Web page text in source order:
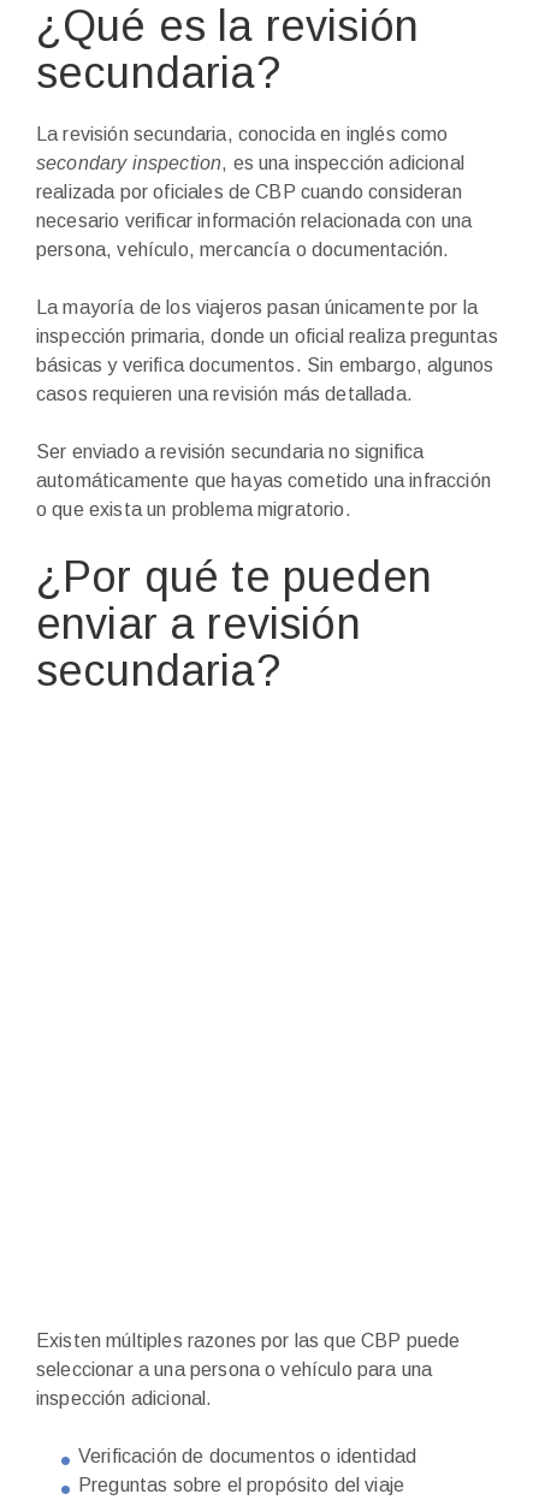
¿Qué es la revisión
secundaria?
La revisión secundaria, conocida en inglés como
secondary inspection, es una inspección adicional
realizada por oficiales de CBP cuando consideran
necesario verificar información relacionada con una
persona, vehículo, mercancía o documentación.
La mayoría de los viajeros pasan únicamente por la
inspección primaria, donde un oficial realiza preguntas
básicas y verifica documentos. Sin embargo, algunos
casos requieren una revisión más detallada.
Ser enviado a revisión secundaria no significa
automáticamente que hayas cometido una infracción
o que exista un problema migratorio.
¿Por qué te pueden
enviar a revisión
secundaria?
Existen múltiples razones por las que CBP puede
seleccionar a una persona o vehículo para una
inspección adicional.
Verificación de documentos o identidad
Preguntas sobre el propósito del viaje